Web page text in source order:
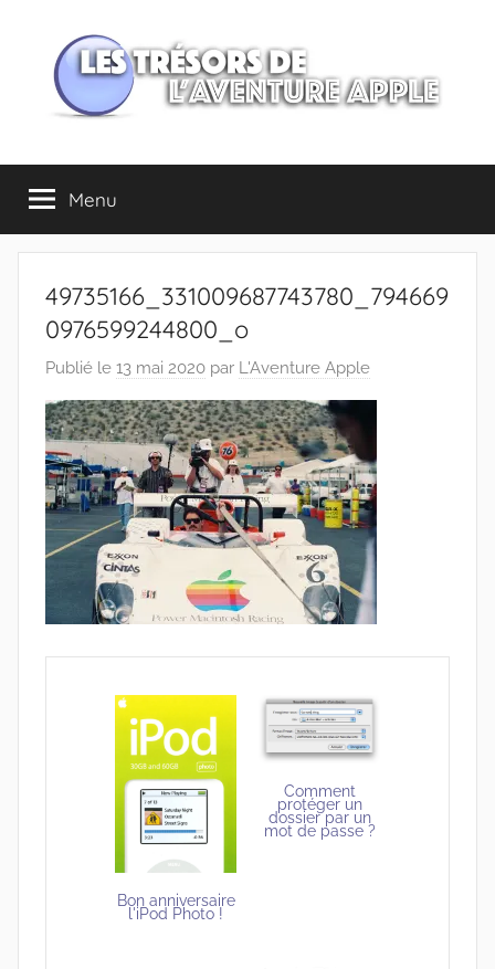
contenu
Les
trésors
de
l'Aventure
Apple
Menu
49735166_331009687743780_794669
0976599244800_o
Publié le 13 mai 2020 par L'Aventure Apple
Bon anniversaire
l'iPod Photo !
Comment
protéger un
dossier par un
mot de passe ?